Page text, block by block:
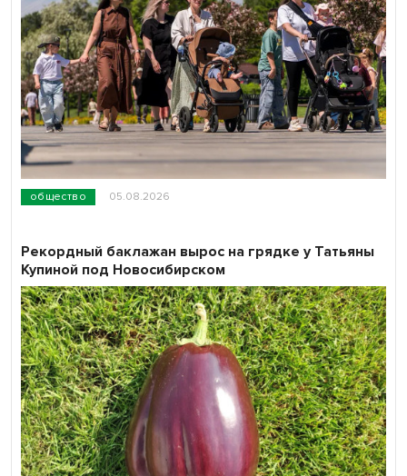
общество 05.08.2026
Рекордный баклажан вырос на грядке у Татьяны
Купиной под Новосибирском